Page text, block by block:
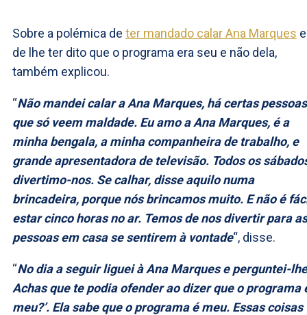
Sobre a polémica de ter mandado calar Ana Marques e
de lhe ter dito que o programa era seu e não dela,
também explicou.
“Não mandei calar a Ana Marques, há certas pessoas
que só veem maldade. Eu amo a Ana Marques, é a
minha bengala, a minha companheira de trabalho, e
grande apresentadora de televisão. Todos os
divertimo-nos. Se calhar, disse aquilo numa
brincadeira, porque nós brincamos muito. E não é
estar cinco horas no ar. Temos de nos divertir para as
pessoas em casa se sentirem à vontade“, disse.
“No dia a seguir liguei à Ana Marques e perguntei-
Achas que te podia ofender ao dizer que o programa
meu?’. Ela sabe que o programa é meu. Essas coisas